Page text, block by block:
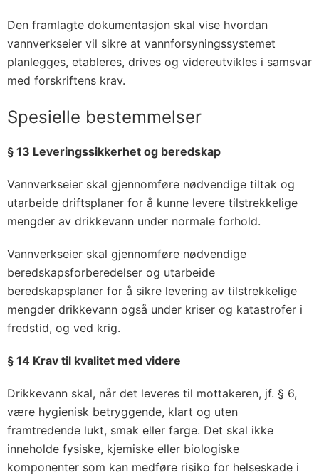
Den framlagte dokumentasjon skal vise hvordan
vannverkseier vil sikre at vannforsyningssystemet
planlegges, etableres, drives og videreutvikles i samsvar
med forskriftens krav.
Spesielle bestemmelser
§ 13 Leveringssikkerhet og beredskap
Vannverkseier skal gjennomføre nødvendige tiltak og
utarbeide driftsplaner for å kunne levere tilstrekkelige
mengder av drikkevann under normale forhold.
Vannverkseier skal gjennomføre nødvendige
beredskapsforberedelser og utarbeide
beredskapsplaner for å sikre levering av tilstrekkelige
mengder drikkevann også under kriser og katastrofer i
fredstid, og ved krig.
§ 14 Krav til kvalitet med videre
Drikkevann skal, når det leveres til mottakeren, jf. § 6,
være hygienisk betryggende, klart og uten
framtredende lukt, smak eller farge. Det skal ikke
inneholde fysiske, kjemiske eller biologiske
komponenter som kan medføre risiko for helseskade i